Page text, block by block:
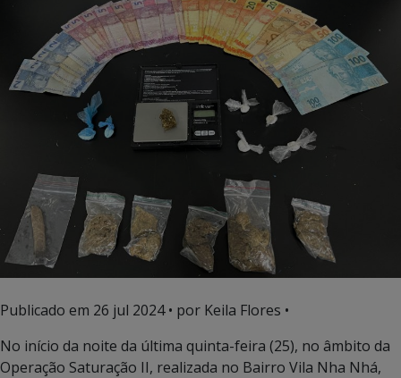
Publicado em 26 jul 2024• por Keila Flores •
No início da noite da última quinta-feira (25), no âmbito da
Operação Saturação II, realizada no Bairro Vila Nha Nhá,